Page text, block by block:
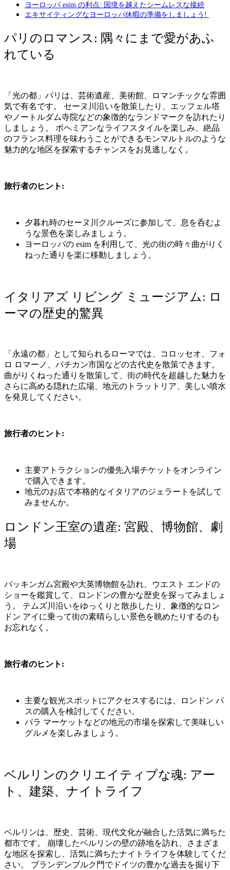
ヨーロッパ esim の利点: 国境を越えたシームレスな接続
エキサイティングなヨーロッパ休暇の準備をしましょう!
パリのロマンス : 隅々にまで愛があふ
れている
「光の都」パリは、芸術遺産、美術館、ロマンチックな雰囲
気で有名です。
セーヌ川沿いを散策したり、エッフェル塔
やノートルダム寺院などの象徴的なランドマークを訪れたり
しましょう。
ボヘミアンなライフスタイルを楽しみ、絶品
のフランス料理を味わうことができるモンマルトルのような
魅力的な地区を探索するチャンスをお見逃しなく。
旅行者のヒント :
夕暮れ時のセーヌ川クルーズに参加して、息を呑むよ
うな景色を楽しみましょう。
ヨーロッパの esim を利用して、光の街の時々曲がりく
ねった通りを楽に移動しましょう。
イタリアズ リビング ミュージアム: ロ
ーマの歴史的驚異
「永遠の都」として知られるローマでは、コロッセオ、フォ
ロ ロマーノ、バチカン市国などの古代史を散策できます。
曲がりくねった通りを散策して、街の時代を超越した魅力を
さらに高める隠れた広場、地元のトラットリア、美しい噴水
を発見してください。
旅行者のヒント :
主要アトラクションの優先入場チケットをオンライン
で購入できます。
地元のお店で本格的なイタリアのジェラートを試して
みませんか。
ロンドン王室の遺産: 宮殿、博物館、劇
場
バッキンガム宮殿や大英博物館を訪れ、ウエスト エンドの
ショーを鑑賞して、ロンドンの豊かな歴史を探ってみましょ
う。
テムズ川沿いをゆっくりと散歩したり、象徴的なロン
ドン アイに乗って街の素晴らしい景色を眺めたりするのも
お忘れなく。
旅行者のヒント :
主要な観光スポットにアクセスするには、ロンドン パ
スの購入を検討してください。
バラ マーケットなどの地元の市場を探索して美味しい
グルメを楽しみましょう。
ベルリンのクリエイティブな魂: アー
ト、建築、ナイトライフ
ベルリンは、歴史、芸術、現代文化が融合した活気に満ちた
都市です。
崩壊したベルリンの壁の跡地を訪れ、さまざま
な地区を探索し、活気に満ちたナイトライフを体験してくだ
さい。
ブランデンブルク門でドイツの豊かな過去を掘り下